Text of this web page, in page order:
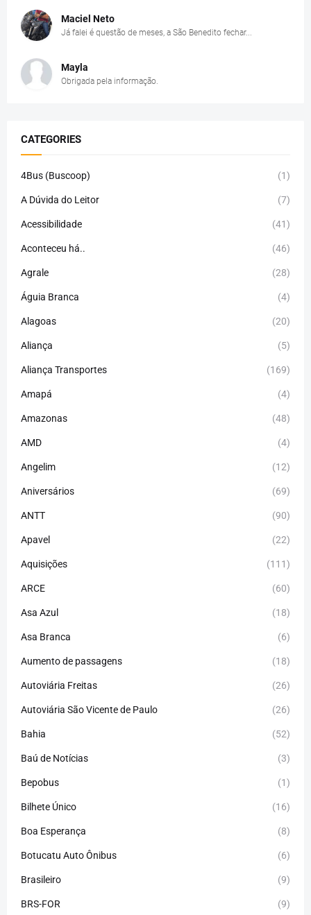
Maciel Neto
Já falei é questão de meses, a São Benedito fechar...
Mayla
Obrigada pela informação.
CATEGORIES
4Bus (Buscoop) (1)
A Dúvida do Leitor (7)
Acessibilidade (41)
Aconteceu há.. (46)
Agrale (28)
Águia Branca (4)
Alagoas (20)
Aliança (5)
Aliança Transportes (169)
Amapá (4)
Amazonas (48)
AMD (4)
Angelim (12)
Aniversários (69)
ANTT (90)
Apavel (22)
Aquisições (111)
ARCE (60)
Asa Azul (18)
Asa Branca (6)
Aumento de passagens (18)
Autoviária Freitas (26)
Autoviária São Vicente de Paulo (26)
Bahia (52)
Baú de Notícias (3)
Bepobus (1)
Bilhete Único (16)
Boa Esperança (8)
Botucatu Auto Ônibus (6)
Brasileiro (9)
BRS-FOR (9)